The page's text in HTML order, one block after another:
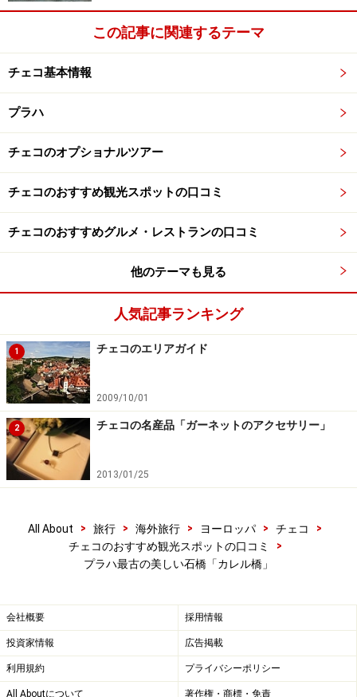
この記事に関連するテーマ
チェコ基本情報
プラハ
チェコのオプショナルツアー
チェコのおすすめ観光スポットの口コミ
チェコのおすすめグルメ・レストランの口コミ
他のテーマも見る
人気記事ランキング
1 チェコのエリアガイド
2009/10/01
2 チェコの名産品「ガーネットのアクセサリー」
2013/01/25
All About > 旅行 > 海外旅行 > ヨーロッパ > チェコ
>
チェコのおすすめ観光スポットの口コミ
>
プラハ最古の美しい石橋「カレル橋」
会社概要 採用情報
投資家情報 広告掲載
利用規約 プライバシーポリシー
All Aboutについて 著作権・商標・免責